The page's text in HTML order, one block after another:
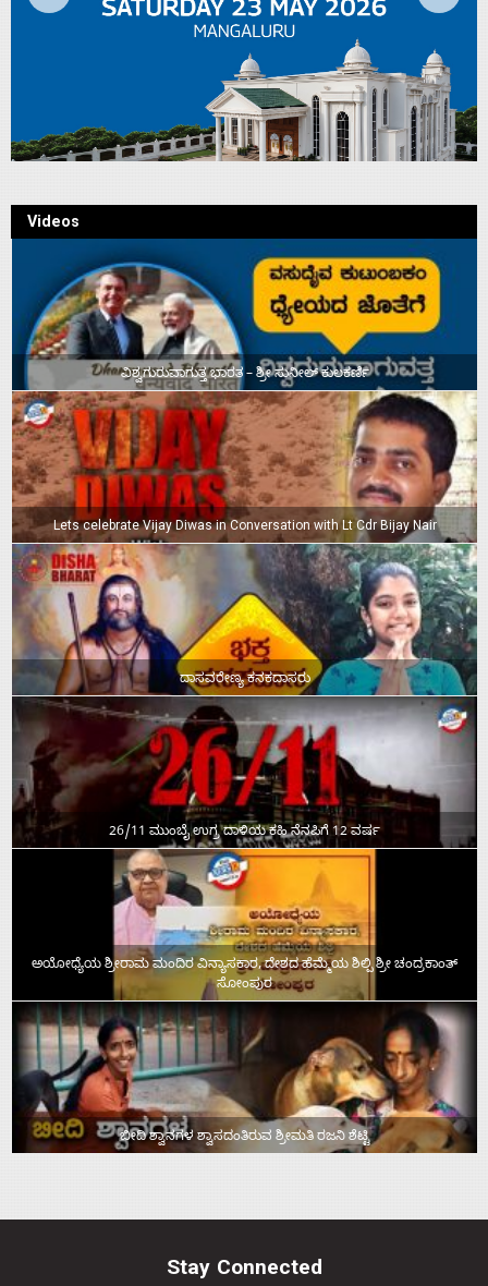
Videos
ವಿಶ್ವಗುರುವಾಗುತ್ತ ಭಾರತ – ಶ್ರೀ ಸುನೀಲ್‌ ಕುಲಕರ್ಣಿ
Lets celebrate Vijay Diwas in Conversation with Lt Cdr Bijay Nair
ದಾಸವರೇಣ್ಯ ಕನಕದಾಸರು
26/11 ಮುಂಬೈ ಉಗ್ರ ದಾಳಿಯ ಕಹಿ ನೆನಪಿಗೆ 12 ವರ್ಷ
ಅಯೋಧ್ಯೆಯ ಶ್ರೀರಾಮ ಮಂದಿರ ವಿನ್ಯಾಸಕಾರ, ದೇಶದ ಹೆಮ್ಮೆಯ ಶಿಲ್ಪಿ ಶ್ರೀ ಚಂದ್ರಕಾಂತ್‌
ಸೋಂಪುರ
ಬೀದಿ ಶ್ವಾನಗಳ ಶ್ವಾಸದಂತಿರುವ ಶ್ರೀಮತಿ ರಜನಿ ಶೆಟ್ಟಿ
Stay Connected